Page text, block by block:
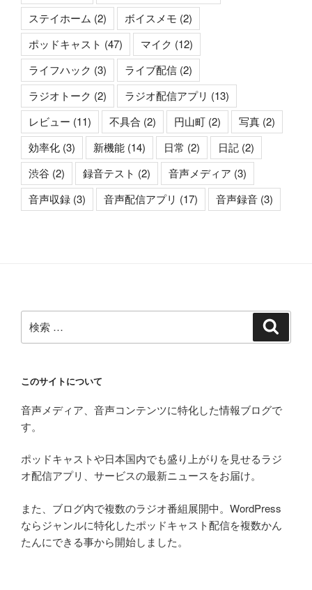
ステイホーム (2) ボイスメモ (2)
ポッドキャスト (47) マイク (12)
ライフハック (3) ライブ配信 (2)
ラジオトーク (2) ラジオ配信アプリ (13)
レビュー (11) 不具合 (2) 円山町 (2) 写真 (2)
効率化 (3) 新機能 (14) 日常 (2) 日記 (2)
渋谷 (2) 録音テスト (2) 音声メディア (3)
音声収録 (3) 音声配信アプリ (17) 音声録音 (3)
索:
このサイトについて
音声メディア、音声コンテンツに特化した情報ブログで
す。
ポッドキャストや日本国内でも盛り上がりを見せるラジ
オ配信アプリ、サービスの最新ニュースをお届け。
また、ブログ内で複数のラジオ番組展開中。WordPress
ならジャンルに特化したポッドキャスト配信を複数かん
たんにできる事から開始しました。